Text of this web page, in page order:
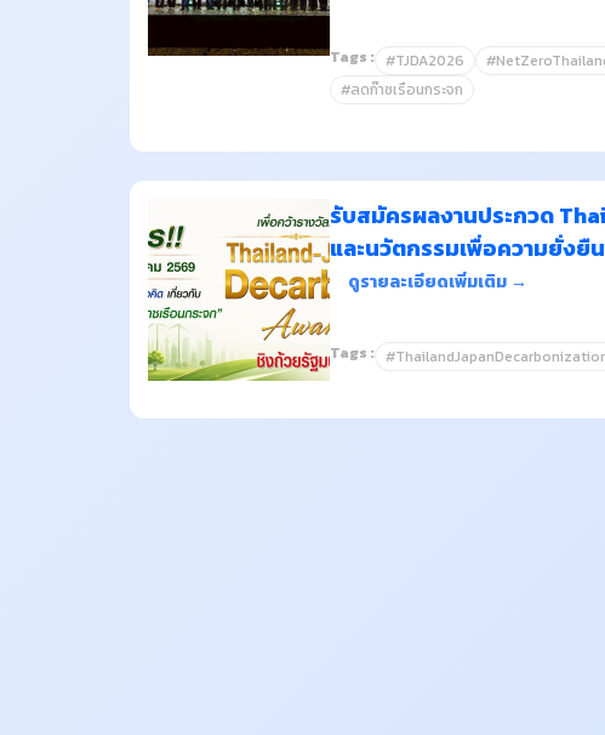
Tags : #TJDA2026
#ลดก๊าซเรือนกระจก
รับสมัครผลงานประกวด
และนวัตกรรมเพื่อความยั่งยืน
ดูรายละเอียดเพิ่มเติม →
Tags :